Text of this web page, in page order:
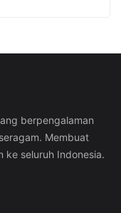
berpengalaman
Membuat
ke seluruh Indonesia.